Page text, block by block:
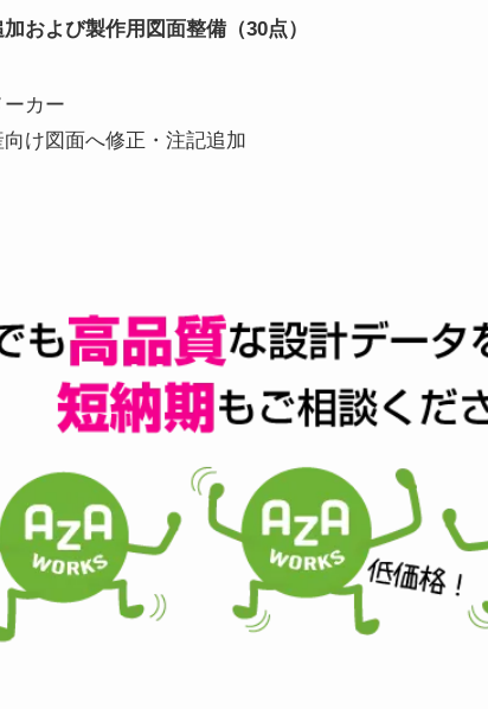
および製作用図面整備（30点）
カー
け図面へ修正・注記追加